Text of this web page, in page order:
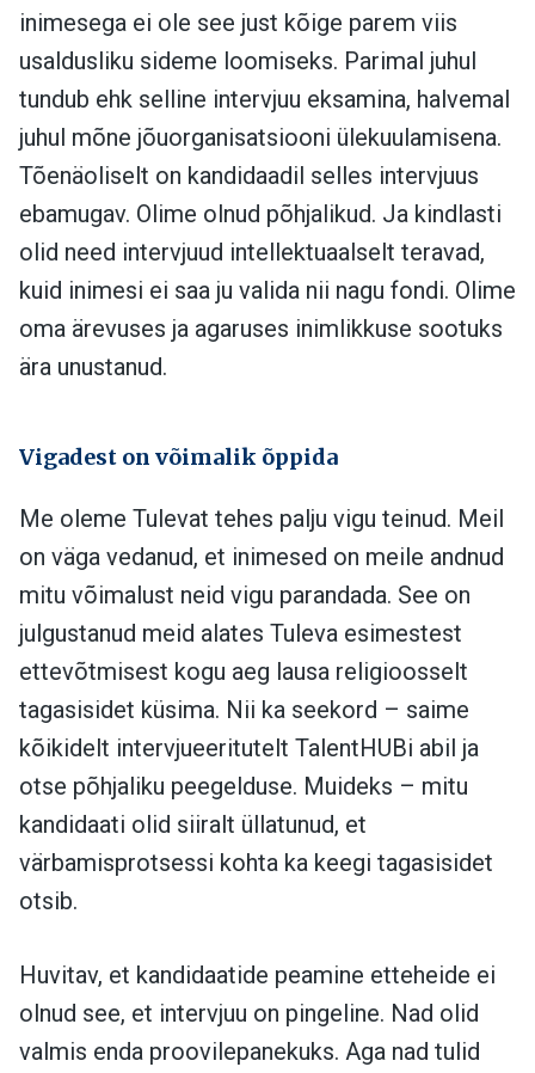
inimesega ei ole see just kõige parem viis
usaldusliku sideme loomiseks. Parimal juhul
tundub ehk selline intervjuu eksamina, halvemal
juhul mõne jõuorganisatsiooni ülekuulamisena.
Tõenäoliselt on kandidaadil selles intervjuus
ebamugav. Olime olnud põhjalikud. Ja kindlasti
olid need intervjuud intellektuaalselt teravad,
kuid inimesi ei saa ju valida nii nagu fondi. Olime
oma ärevuses ja agaruses inimlikkuse sootuks
ära unustanud.
Vigadest on võimalik õppida
Me oleme Tulevat tehes palju vigu teinud. Meil
on väga vedanud, et inimesed on meile andnud
mitu võimalust neid vigu parandada. See on
julgustanud meid alates Tuleva esimestest
ettevõtmisest kogu aeg lausa religioosselt
tagasisidet küsima. Nii ka seekord – saime
kõikidelt intervjueeritutelt TalentHUBi abil ja
otse põhjaliku peegelduse. Muideks – mitu
kandidaati olid siiralt üllatunud, et
värbamisprotsessi kohta ka keegi tagasisidet
otsib.
Huvitav, et kandidaatide peamine etteheide ei
olnud see, et intervjuu on pingeline. Nad olid
valmis enda proovilepanekuks. Aga nad tulid